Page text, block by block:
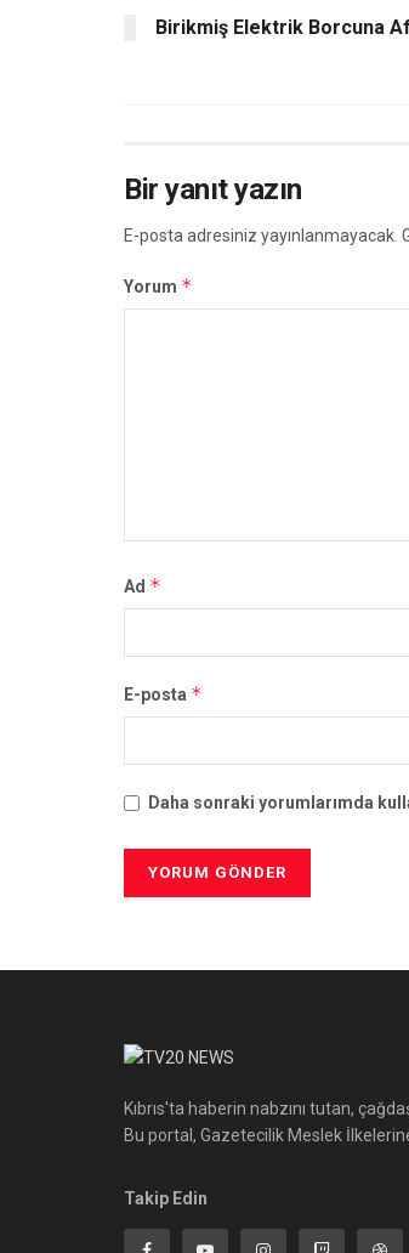
Birikmiş Elektrik Borcuna Af
Bir yanıt yazın
E-posta adresiniz yayınlanmayacak.
Yorum *
Ad *
E-posta *
Daha sonraki yorumlarımda
Kıbrıs'ta haberin nabzını tutan,
Bu portal, Gazetecilik Meslek
Takip Edin